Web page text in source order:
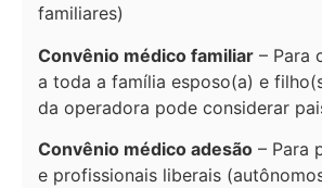
familiares)
Convênio médico familiar – Para
a toda a família esposo(a) e
da operadora pode considerar
Convênio médico adesão – Para
e profissionais liberais